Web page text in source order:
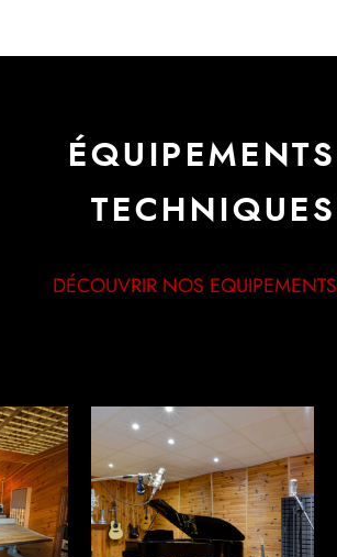
ÉQUIPEMENTS
TECHNIQUES
DÉCOUVRIR NOS EQUIPEMENTS